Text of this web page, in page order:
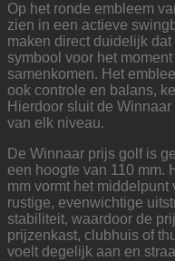
Op het ronde embleem
zien in een actieve
maken direct duidelijk
symbool voor het
samenkomen. Het
ook controle en balans,
Hierdoor sluit de
van elk niveau.
De Winnaar prijs golf is
een hoogte van 110 mm.
mm vormt het
rustige, evenwichtige
stabiliteit, waardoor de
prijzenkast, clubhuis of
voelt degelijk aan en